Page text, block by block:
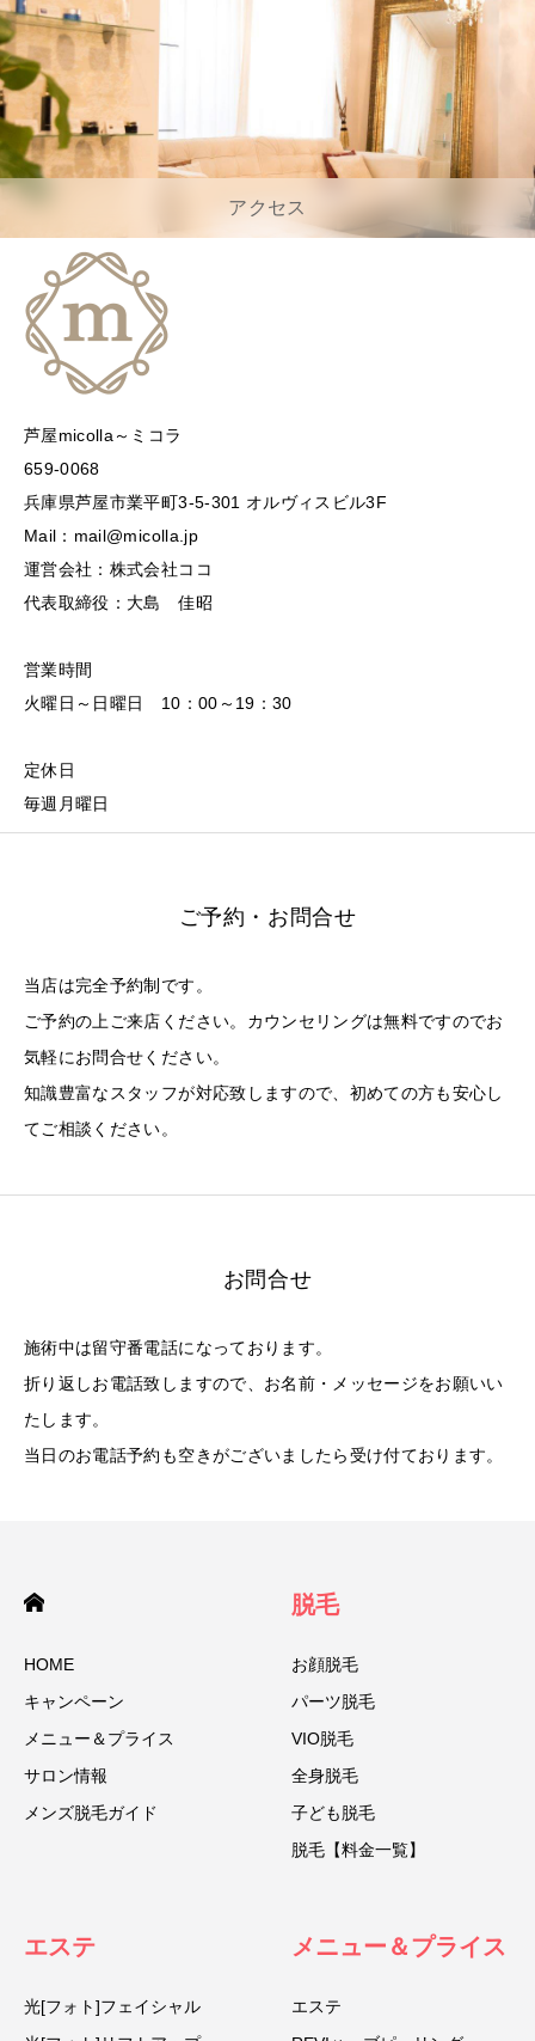
アクセス
芦屋micolla～ミコラ
659-0068
兵庫県芦屋市業平町3-5-301 オルヴィスビル3F
Mail：mail@micolla.jp
運営会社：株式会社ココ
代表取締役：大島 佳昭
営業時間
火曜日～日曜日 10：00～19：30
定休日
毎週月曜日
ご予約・お問合せ
当店は完全予約制です。
ご予約の上ご来店ください。カウンセリングは無料ですのでお
気軽にお問合せください。
知識豊富なスタッフが対応致しますので、初めての方も安心し
てご相談ください。
お問合せ
施術中は留守番電話になっております。
折り返しお電話致しますので、お名前・メッセージをお願いい
たします。
当日のお電話予約も空きがございましたら受け付ております。
HOME
キャンペーン
メニュー＆プライス
サロン情報
メンズ脱毛ガイド
脱毛
お顔脱毛
パーツ脱毛
VIO脱毛
全身脱毛
子ども脱毛
脱毛【料金一覧】
エステ
光[フォト]フェイシャル
メニュー＆プライス
エステ